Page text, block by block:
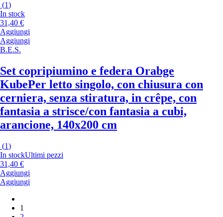
(1)
In stock
31,40 €
Aggiungi
Aggiungi
B.E.S.
Set copripiumino e federa Orabge
KubePer letto singolo, con chiusura con
cerniera, senza stiratura, in crêpe, con
fantasia a strisce/con fantasia a cubi,
arancione, 140x200 cm
(1)
In stockUltimi pezzi
31,40 €
Aggiungi
Aggiungi
1